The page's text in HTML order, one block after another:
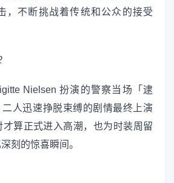
，不断挑战着传统和公众的接受
Nielsen 扮演的警察当场「逮
人迅速挣脱束缚的剧情最终上演
才算正式进入高潮，也为时装周留
刻的惊喜瞬间。